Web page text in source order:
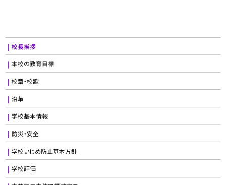
校長挨拶
本校の教育目標
校章・校歌
沿革
学校基本情報
防災・安全
学校いじめ防止基本方針
学校評価